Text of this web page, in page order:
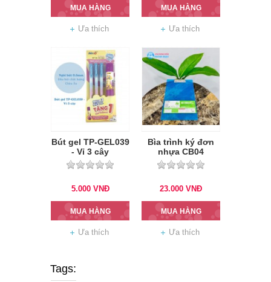
MUA HÀNG
Ưa thích
MUA HÀNG
Ưa thích
Bút gel TP-GEL039
- Vỉ 3 cây
5.000 VNĐ
MUA HÀNG
Ưa thích
Bìa trình ký đơn
nhựa CB04
23.000 VNĐ
MUA HÀNG
Ưa thích
Tags: